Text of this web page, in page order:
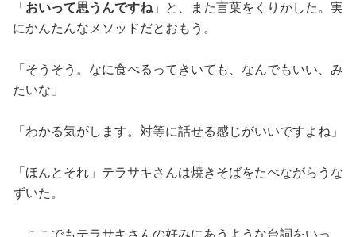
「 おいって思うんですね 」と、また言葉をくりかした。実
にかんたんなメソッドだとおもう。
「そうそう。なに食べるってきいても、なんでもいい、み
たいな」
「わかる気がします。対等に話せる感じがいいですよね」
「ほんとそれ」テラサキさんは焼きそばをたべながらうな
ずいた。